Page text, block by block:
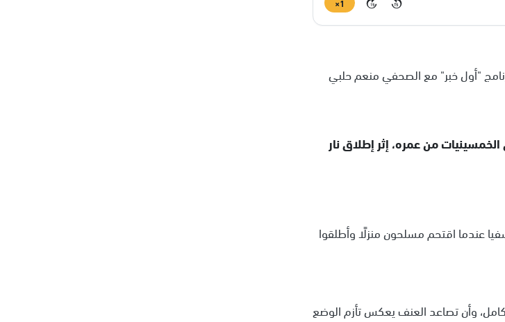
15
15
"أول خبر" مع الصحفي منعم حلبي
من عمره، إثر إطلاق نار
عندما اقتحم مسلحون منزلًا وأطلقوا
وأن تصاعد العنف يعكس تأزم الوضع